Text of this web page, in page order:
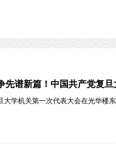
先谱新篇！中国共产党复
大学机关第一次代表大会在光华楼